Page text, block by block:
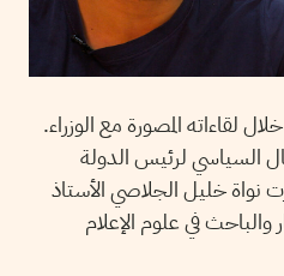
لقاءاته المصورة مع الوزراء.
السياسي لرئيس الدولة
نواة خليل الجلاصي الأستاذ
في علوم الإعلام